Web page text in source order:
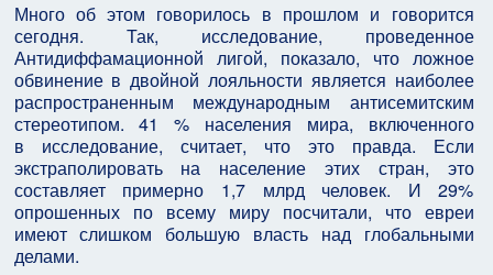
Много об этом говорилось в прошлом и говорится
сегодня. Так, исследование, проведенное
Антидиффамационной лигой, показало, что ложное
обвинение в двойной лояльности является наиболее
распространенным международным антисемитским
стереотипом. 41 % населения мира, включенного
в исследование, считает, что это правда. Если
экстраполировать на население этих стран, это
составляет примерно 1,7 млрд человек. И 29%
опрошенных по всему миру посчитали, что евреи
имеют слишком большую власть над глобальными
делами.